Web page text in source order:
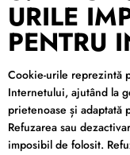
URILE
PENTRU
Cookie-urile reprezintă
Internetului, ajutând la
prietenoase și
Refuzarea sau
imposibil de folosit.